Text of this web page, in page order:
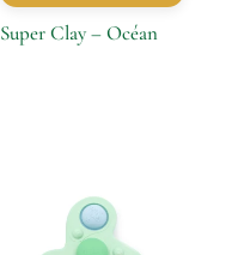
Super Clay – Océan